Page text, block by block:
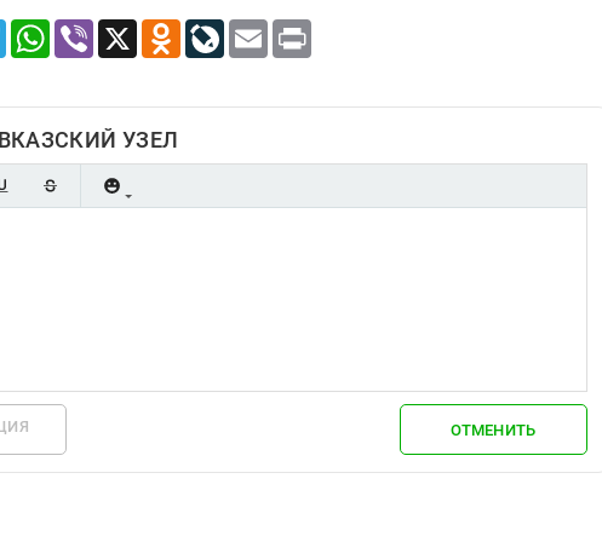
TelegramWhatsApp
Viber X Odnoklassniki
LiveJournal
Email
УЗЕЛ
ОТМЕНИТЬ